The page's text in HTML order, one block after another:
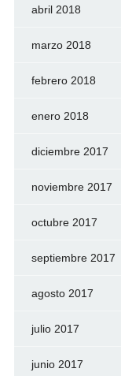
abril 2018
marzo 2018
febrero 2018
enero 2018
diciembre 2017
noviembre 2017
octubre 2017
septiembre 2017
agosto 2017
julio 2017
junio 2017